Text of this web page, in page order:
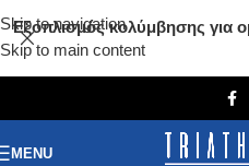
Skip to navigation
Skip to main content
Εξοπλισμός κολύμβησης για
MENU